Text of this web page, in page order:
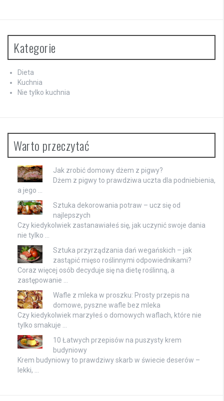
Kategorie
Dieta
Kuchnia
Nie tylko kuchnia
Warto przeczytać
Jak zrobić domowy dżem z pigwy?
Dżem z pigwy to prawdziwa uczta dla podniebienia,
a jego …
Sztuka dekorowania potraw – ucz się od
najlepszych
Czy kiedykolwiek zastanawiałeś się, jak uczynić swoje dania
nie tylko …
Sztuka przyrządzania dań wegańskich – jak
zastąpić mięso roślinnymi odpowiednikami?
Coraz więcej osób decyduje się na dietę roślinną, a
zastępowanie …
Wafle z mleka w proszku: Prosty przepis na
domowe, pyszne wafle bez mleka
Czy kiedykolwiek marzyłeś o domowych waflach, które nie
tylko smakuje …
10 Łatwych przepisów na puszysty krem
budyniowy
Krem budyniowy to prawdziwy skarb w świecie deserów –
lekki, …